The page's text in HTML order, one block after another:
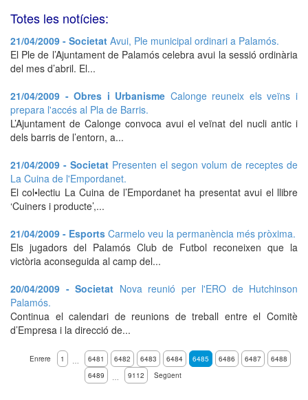
Totes les notícies:
21/04/2009 - Societat Avui, Ple municipal ordinari a Palamós.
El Ple de l’Ajuntament de Palamós celebra avui la sessió ordinària
del mes d’abril. El...
21/04/2009 - Obres i Urbanisme Calonge reuneix els veïns i
prepara l'accés al Pla de Barris.
L’Ajuntament de Calonge convoca avui el veïnat del nucli antic i
dels barris de l’entorn, a...
21/04/2009 - Societat Presenten el segon volum de receptes de
La Cuina de l'Empordanet.
El col•lectiu La Cuina de l’Empordanet ha presentat avui el llibre
‘Cuiners i producte’,...
21/04/2009 - Esports Carmelo veu la permanència més pròxima.
Els jugadors del Palamós Club de Futbol reconeixen que la
victòria aconseguida al camp del...
20/04/2009 - Societat Nova reunió per l'ERO de Hutchinson
Palamós.
Continua el calendari de reunions de treball entre el Comitè
d’Empresa i la direcció de...
Enrere 1 … 6481 6482 6483 6484 6485 6486 6487
6488
6489
… 9112 Següent